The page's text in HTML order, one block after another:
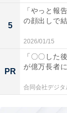
5
「やっと報
の顔出しで
2026/01/15
PR
「〇〇した
が億万長者に
合同会社デジタ